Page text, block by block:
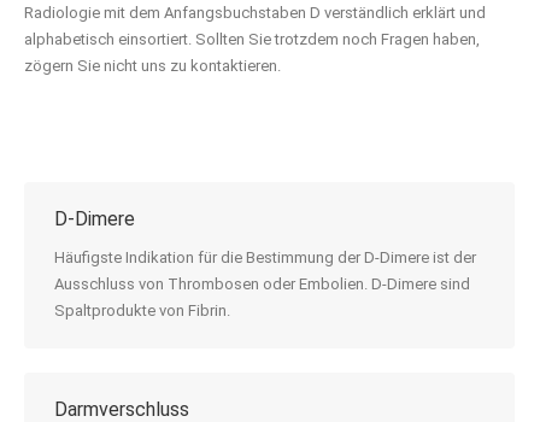
Radiologie mit dem Anfangsbuchstaben D verständlich erklärt und
alphabetisch einsortiert. Sollten Sie trotzdem noch Fragen haben,
zögern Sie nicht uns zu kontaktieren.
D-Dimere
Häufigste Indikation für die Bestimmung der D-Dimere ist der
Ausschluss von Thrombosen oder Embolien. D-Dimere sind
Spaltprodukte von Fibrin.
Darmverschluss